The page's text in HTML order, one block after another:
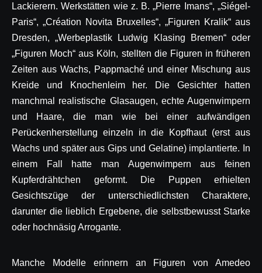
Lackierern. Werkstätten wie z. B. „Pierre Imans“, „Siégel-
Paris“, „Création Novita Bruxelles“, „Figuren Kralik“ aus
Dresden, „Werbeplastik Ludwig Klasing Bremen“ oder
„Figuren Moch“ aus Köln, stellten die Figuren in früheren
Zeiten aus Wachs, Pappmaché und einer Mischung aus
Kreide und Knochenleim her. Die Gesichter hatten
manchmal realistische Glasaugen, echte Augenwimpern
und Haare, die man wie bei einer aufwändigen
Perückenherstellung einzeln in die Kopfhaut (erst aus
Wachs und später aus Gips und Gelatine) implantierte. In
einem Fall hatte man Augenwimpern aus feinen
Kupferdrähtchen geformt. Die Puppen erhielten
Gesichtszüge der unterschiedlichsten Charaktere,
darunter die lieblich Ergebene, die selbstbewusst Starke
oder hochnäsig Arrogante.
Manche Modelle erinnern an Figuren von Amedeo